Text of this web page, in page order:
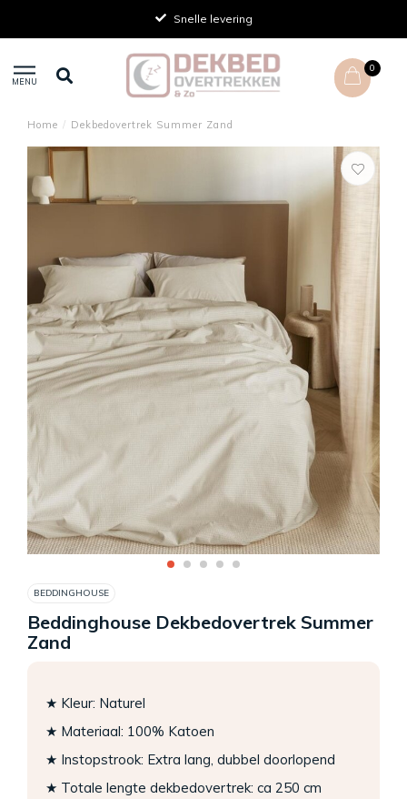
Snelle levering
MENU
0
Home / Dekbedovertrek Summer Zand
BEDDINGHOUSE
Beddinghouse Dekbedovertrek Summer
Zand
★ Kleur: Naturel
★ Materiaal: 100% Katoen
★ Instopstrook: Extra lang, dubbel doorlopend
★ Totale lengte dekbedovertrek: ca 250 cm